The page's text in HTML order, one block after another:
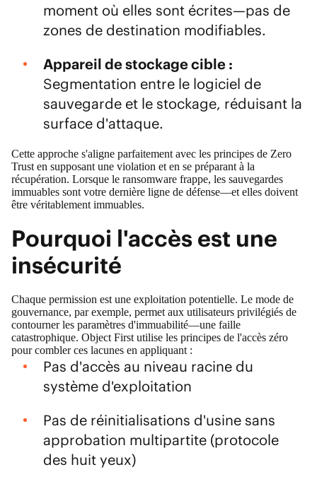
moment où elles sont écrites—pas de
zones de destination modifiables.
Appareil de stockage cible :
Segmentation entre le logiciel de
sauvegarde et le stockage, réduisant la
surface d'attaque.
Cette approche s'aligne parfaitement avec les principes de Zero
Trust en supposant une violation et en se préparant à la
récupération. Lorsque le ransomware frappe, les sauvegardes
immuables sont votre dernière ligne de défense—et elles doivent
être véritablement immuables.
Pourquoi l'accès est une
insécurité
Chaque permission est une exploitation potentielle. Le mode de
gouvernance, par exemple, permet aux utilisateurs privilégiés de
contourner les paramètres d'immuabilité—une faille
catastrophique. Object First utilise les principes de l'accès zéro
pour combler ces lacunes en appliquant :
Pas d'accès au niveau racine du
système d'exploitation
Pas de réinitialisations d'usine sans
approbation multipartite (protocole
des huit yeux)